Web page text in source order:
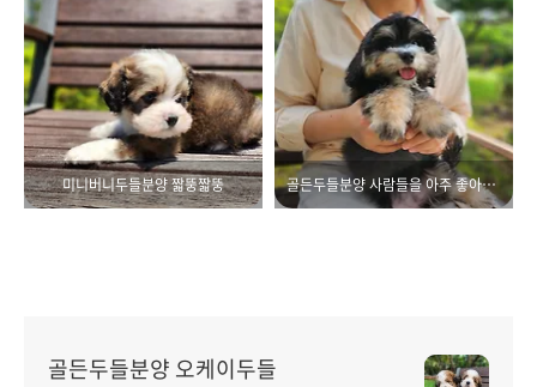
미니버니두들분양 짧뚱짧뚱 골든두들분양 사람들을 아주 좋아해요!
골든두들분양 오케이두들